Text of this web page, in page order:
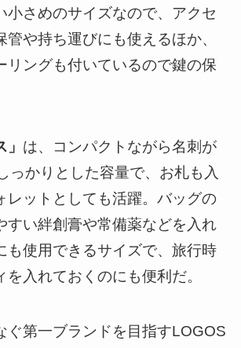
小さめのサイズなので、アクセ
管や持ち運びにも使えるほか、
リングも付いているので鍵の保
は、コンパクトながら名刺が
っかりとした容量で、お札も入
レットとしても活躍。バッグの
すい絆創膏や常備薬などを入れ
も使用できるサイズで、旅行時
を入れておくのにも便利だ。
ぐ第一ブランドを目指すLOGOS